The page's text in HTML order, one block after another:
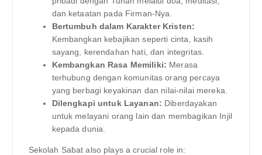
dan ketaatan pada Firman-Nya.
Bertumbuh dalam Karakter Kristen:
Kembangkan kebajikan seperti cinta, kasih
sayang, kerendahan hati, dan integritas.
Kembangkan Rasa Memiliki: Merasa
terhubung dengan komunitas orang percaya
yang berbagi keyakinan dan nilai-nilai mereka.
Dilengkapi untuk Layanan: Diberdayakan
untuk melayani orang lain dan membagikan Injil
kepada dunia.
Sekolah Sabat also plays a crucial role in: